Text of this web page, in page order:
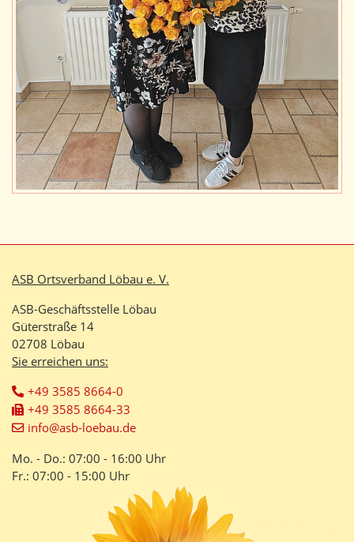
ASB Ortsverband Löbau e. V.
ASB-Geschäftsstelle Löbau
Güterstraße 14
02708 Löbau
Sie erreichen uns:
+49 3585 8664-0
+49 3585 8664-33
info@asb-loebau.de
Mo. - Do.: 07:00 - 16:00 Uhr
Fr.: 07:00 - 15:00 Uhr